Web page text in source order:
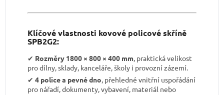
Klíčové vlastnosti kovové policové skříně
SPB2G2:
✔︎ Rozměry 1800 × 800 × 400 mm, praktická velikost
pro dílny, sklady, kanceláře, školy i provozní zázemí.
✔︎ 4 police a pevné dno, přehledné vnitřní uspořádání
pro nářadí, dokumenty, vybavení, materiál nebo